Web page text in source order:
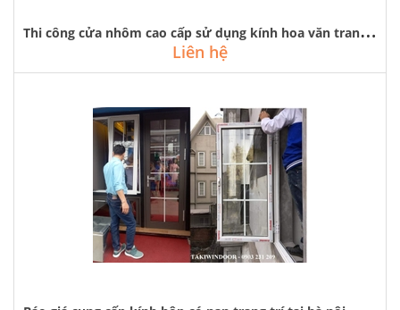
T
hi công cửa nhôm cao cấp sử dụng kính hoa văn trang trí tại hà nội
Liên hệ